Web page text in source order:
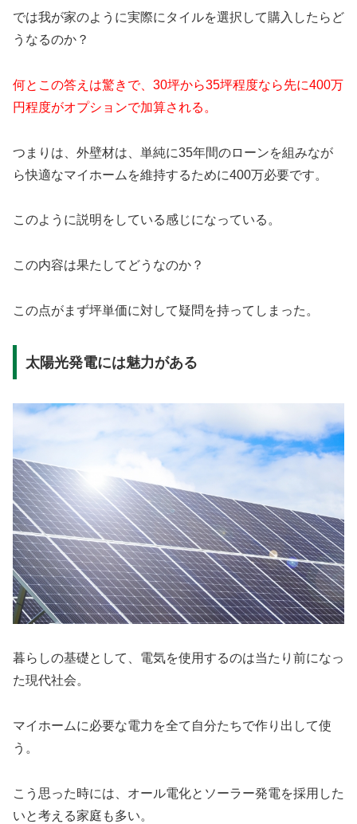
では我が家のように実際にタイルを選択して購入したらど
うなるのか？
何とこの答えは驚きで、30坪から35坪程度なら先に400万
円程度がオプションで加算される。
つまりは、外壁材は、単純に35年間のローンを組みなが
ら快適なマイホームを維持するために400万必要です。
このように説明をしている感じになっている。
この内容は果たしてどうなのか？
この点がまず坪単価に対して疑問を持ってしまった。
太陽光発電には魅力がある
暮らしの基礎として、電気を使用するのは当たり前になっ
た現代社会。
マイホームに必要な電力を全て自分たちで作り出して使
う。
こう思った時には、オール電化とソーラー発電を採用した
いと考える家庭も多い。